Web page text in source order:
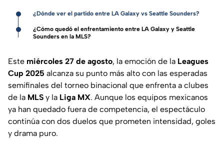
¿Dónde ver el partido entre LA Galaxy vs Seattle Sounders?
¿Cómo quedó el enfrentamiento entre LA Galaxy y Seattle
Sounders en la MLS?
Este miércoles 27 de agosto, la emoción de la Leagues
Cup 2025 alcanza su punto más alto con las esperadas
semifinales del torneo binacional que enfrenta a clubes
de la MLS y la Liga MX. Aunque los equipos mexicanos
ya han quedado fuera de competencia, el espectáculo
continúa con dos duelos que prometen intensidad, goles
y drama puro.